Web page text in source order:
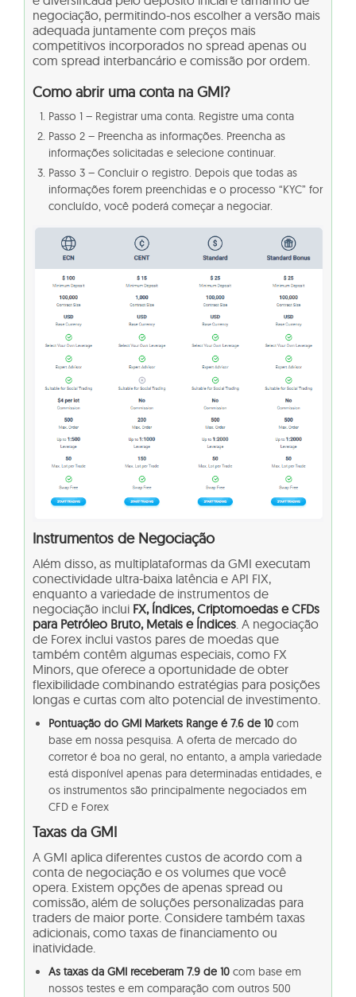
negociação, permitindo-nos escolher a versão mais
adequada juntamente com preços mais
competitivos incorporados no spread apenas ou
com spread interbancário e comissão por ordem.
Como abrir uma conta na GMI?
Passo 1 – Registrar uma conta. Registre uma conta
Passo 2 – Preencha as informações. Preencha as
informações solicitadas e selecione continuar.
Passo 3 – Concluir o registro. Depois que todas as
informações forem preenchidas e o processo “KYC” for
concluído, você poderá começar a negociar.
Instrumentos de Negociação
Além disso, as multiplataformas da GMI executam
conectividade ultra-baixa latência e API FIX,
enquanto a variedade de instrumentos de
negociação inclui FX, Índices, Criptomoedas e CFDs
para Petróleo Bruto, Metais e Índices. A negociação
de Forex inclui vastos pares de moedas que
também contêm algumas especiais, como FX
Minors, que oferece a oportunidade de obter
flexibilidade combinando estratégias para posições
longas e curtas com alto potencial de investimento.
Pontuação do GMI Markets Range é 7.6 de 10 com
base em nossa pesquisa. A oferta de mercado do
corretor é boa no geral, no entanto, a ampla variedade
está disponível apenas para determinadas entidades, e
os instrumentos são principalmente negociados em
CFD e Forex
Taxas da GMI
A GMI aplica diferentes custos de acordo com a
conta de negociação e os volumes que você
opera. Existem opções de apenas spread ou
comissão, além de soluções personalizadas para
traders de maior porte. Considere também taxas
adicionais, como taxas de financiamento ou
inatividade.
As taxas da GMI receberam 7.9 de 10 com base em
nossos testes e em comparação com outros 500